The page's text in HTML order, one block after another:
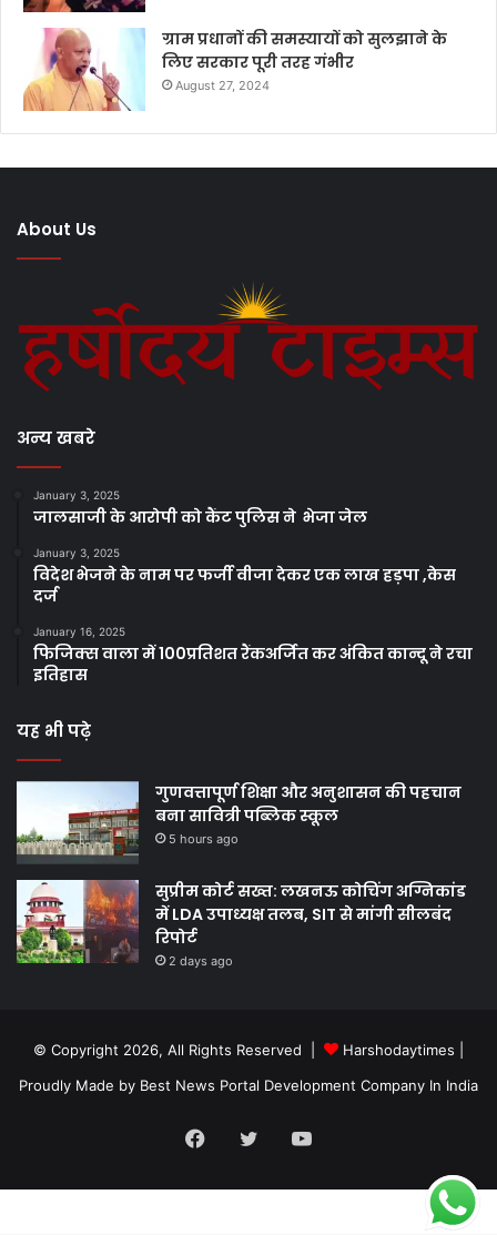
ग्राम प्रधानों की समस्यायों को सुलझाने के
लिए सरकार पूरी तरह गंभीर
August 27, 2024
About Us
अन्य खबरे
January 3, 2025
जालसाजी के आरोपी को कैंट पुलिस ने भेजा जेल
January 3, 2025
विदेश भेजने के नाम पर फर्जी वीजा देकर एक लाख हड़पा ,केस
दर्ज
January 16, 2025
फिजिक्स वाला में 100प्रतिशत रैंकअर्जित कर अंकित कान्दू ने रचा
इतिहास
यह भी पढ़े
गुणवत्तापूर्ण शिक्षा और अनुशासन की पहचान
बना सावित्री पब्लिक स्कूल
5 hours ago
सुप्रीम कोर्ट सख्त: लखनऊ कोचिंग अग्निकांड
में LDA उपाध्यक्ष तलब, SIT से मांगी सीलबंद
रिपोर्ट
2 days ago
© Copyright 2026, All Rights Reserved | Harshodaytimes
Proudly Made by Best News Portal Development Company In India
Facebook
TwitterYouTube